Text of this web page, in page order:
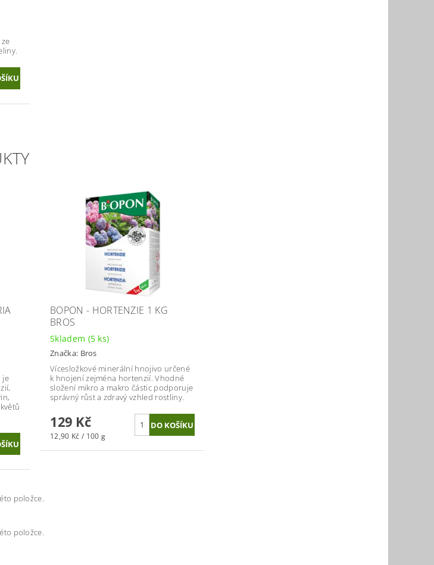
je
BOPON - HORTENZIE 1 KG
BROS
Skladem (5 ks)
Značka: Bros
Vícesložkové minerální hnojivo určené
k hnojení zejména hortenzií. Vhodné
složení mikro a makro částic podporuje
správný růst a zdravý vzhled rostliny.
129 Kč
12,90 Kč / 100 g
položce.
položce.